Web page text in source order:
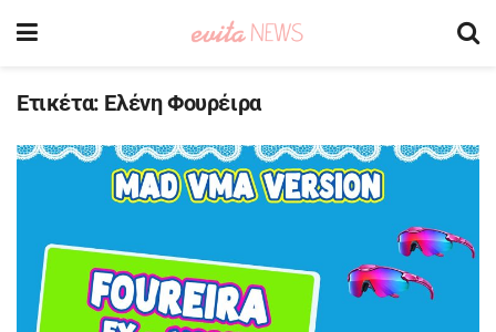
Ετικέτα: Ελένη Φουρέιρα